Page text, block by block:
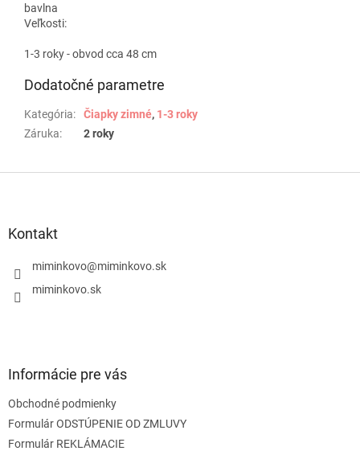
bavlna
Veľkosti:
1-3 roky - obvod cca 48 cm
Dodatočné parametre
Kategória: Čiapky zimné, 1-3 roky
Záruka: 2 roky
Kontakt
miminkovo@miminkovo.sk
miminkovo.sk
Informácie pre vás
Obchodné podmienky
Formulár ODSTÚPENIE OD ZMLUVY
Formulár REKLÁMACIE